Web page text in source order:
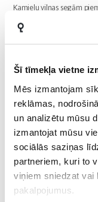
Šī tīmekļa vietne
Mēs izmantojam
reklāmas,
un analizētu mūsu
izmantojat mūsu
sociālās saziņas
partneriem, kuri to
viņiem sniedzat vai
pakalpojumus.
Kamieļu vilnas segām
ādai elpot un nodrošina
īpaši aukstajā sezonā,
Rodyti daugiau